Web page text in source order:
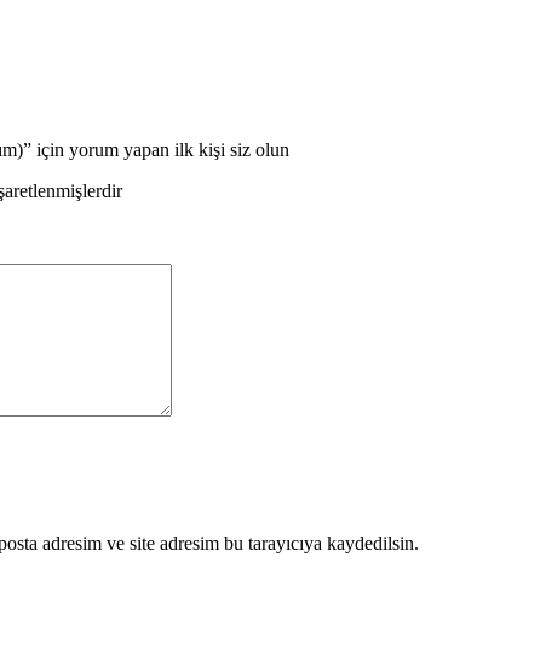
için yorum yapan ilk kişi siz olun
adresim ve site adresim bu tarayıcıya kaydedilsin.